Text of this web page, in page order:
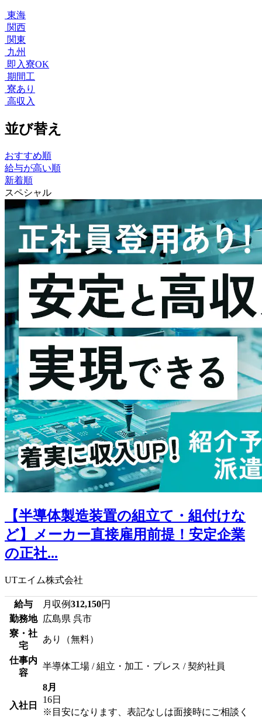
東海
関西
関東
九州
即入寮OK
期間工
寮あり
高収入
並び替え
おすすめ順
給与が高い順
新着順
スペシャル
【半導体製造装置の組立て・組付けな
ど】メーカー直接雇用前提！安定企業
の正社...
UTエイム株式会社
給与 月収例312,150円
勤務地
広島県 呉市
寮・社
宅
あり（無料）
仕事内
容
半導体工場 / 組立・加工・プレス / 契約社員
入社日
8月
16日
※目安になります、表記なしは面接時にご相談く